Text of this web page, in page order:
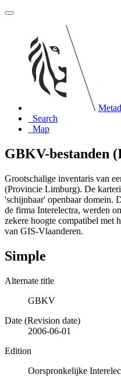
Search
Map
GBKV-bestanden
Grootschalige inventaris van
(Provincie Limburg). De
'schijnbaar' openbaar domein.
de firma Interelectra, werden
zekere hoogte compatibel met
van GIS-Vlaanderen.
Simple
Alternate title
GBKV
Date (Revision date)
2006-06-01
Edition
Oorspronkelijke